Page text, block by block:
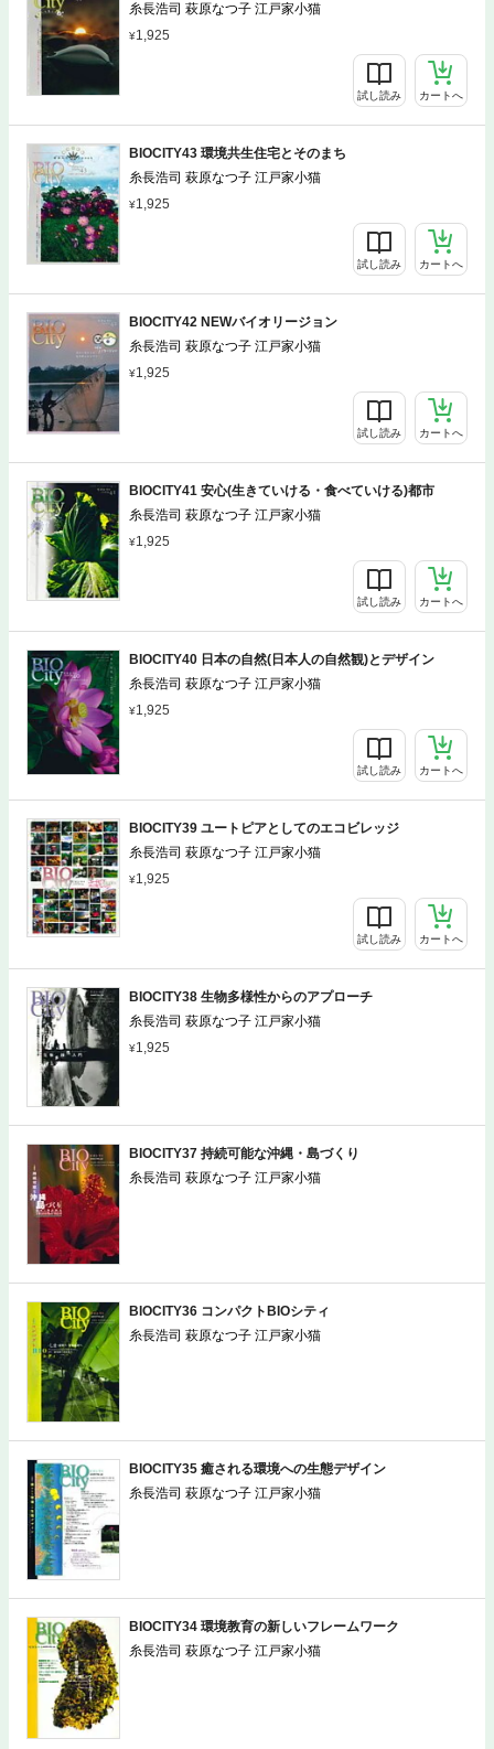
糸長浩司 萩原なつ子 江戸家小猫
1,925
試し読み カートへ
BIOCITY43 環境共生住宅とそのまち
糸長浩司 萩原なつ子 江戸家小猫
1,925
試し読み カートへ
BIOCITY42 NEWバイオリージョン
糸長浩司 萩原なつ子 江戸家小猫
1,925
試し読み カートへ
BIOCITY41 安心(生きていける・食べていける)都市
糸長浩司 萩原なつ子 江戸家小猫
1,925
試し読み カートへ
BIOCITY40 日本の自然(日本人の自然観)とデザイン
糸長浩司 萩原なつ子 江戸家小猫
1,925
試し読み カートへ
BIOCITY39 ユートピアとしてのエコビレッジ
糸長浩司 萩原なつ子 江戸家小猫
1,925
試し読み カートへ
BIOCITY38 生物多様性からのアプローチ
糸長浩司 萩原なつ子 江戸家小猫
1,925
BIOCITY37 持続可能な沖縄・島づくり
糸長浩司 萩原なつ子 江戸家小猫
糸長浩司 萩原なつ子 江戸家小猫
BIOCITY35 癒される環境への生態デザイン
糸長浩司 萩原なつ子 江戸家小猫
BIOCITY34 環境教育の新しいフレームワーク
糸長浩司 萩原なつ子 江戸家小猫